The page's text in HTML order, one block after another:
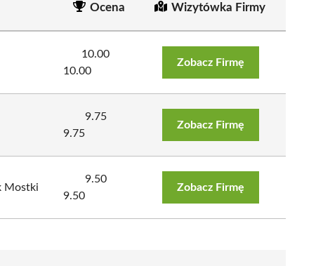
Ocena Wizytówka Firmy
10.00
10.00
Zobacz Firmę
9.75
9.75
Zobacz Firmę
Mostki
9.50
9.50
Zobacz Firmę